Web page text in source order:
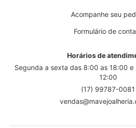
Acompanhe seu
Formulário de
Horários de
Segunda a sexta das 8:00 as 18:00
12:00
(17) 99787-0081